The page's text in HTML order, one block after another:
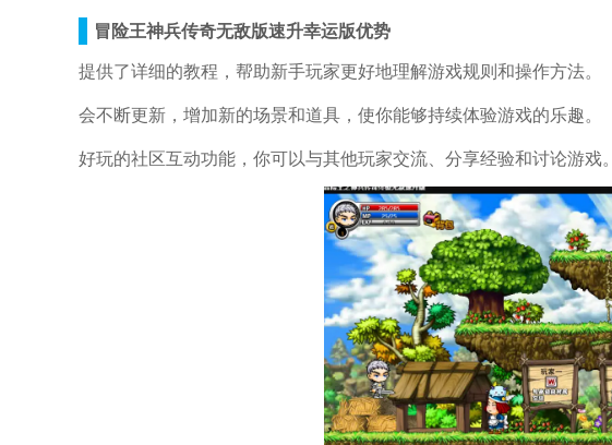
冒险王神兵传奇无敌版速升幸运版优势
提供了详细的教程，帮助新手玩家更好地理解游戏规则和操作方法。
会不断更新，增加新的场景和道具，使你能够持续体验游戏的乐趣。
好玩的社区互动功能，你可以与其他玩家交流、分享经验和讨论游戏。